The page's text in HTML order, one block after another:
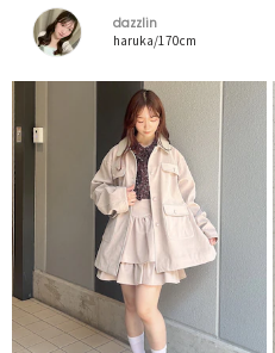
dazzlin
haruka/170cm